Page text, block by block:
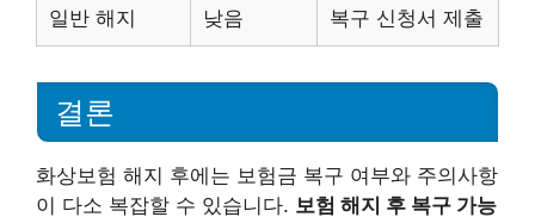
일반 해지 낮음 복구 신청서 제출
결론
화상보험 해지 후에는 보험금 복구 여부와 주의사항
이 다소 복잡할 수 있습니다. 보험 해지 후 복구 가능